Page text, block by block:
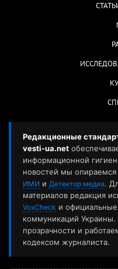
Редакционные
vesti-ua.net
информационной
новостей мы
ИМИ и Детектор медиа.
материалов редакция
VoxCheck и
коммуникаций
прозрачности и
кодексом журналиста.